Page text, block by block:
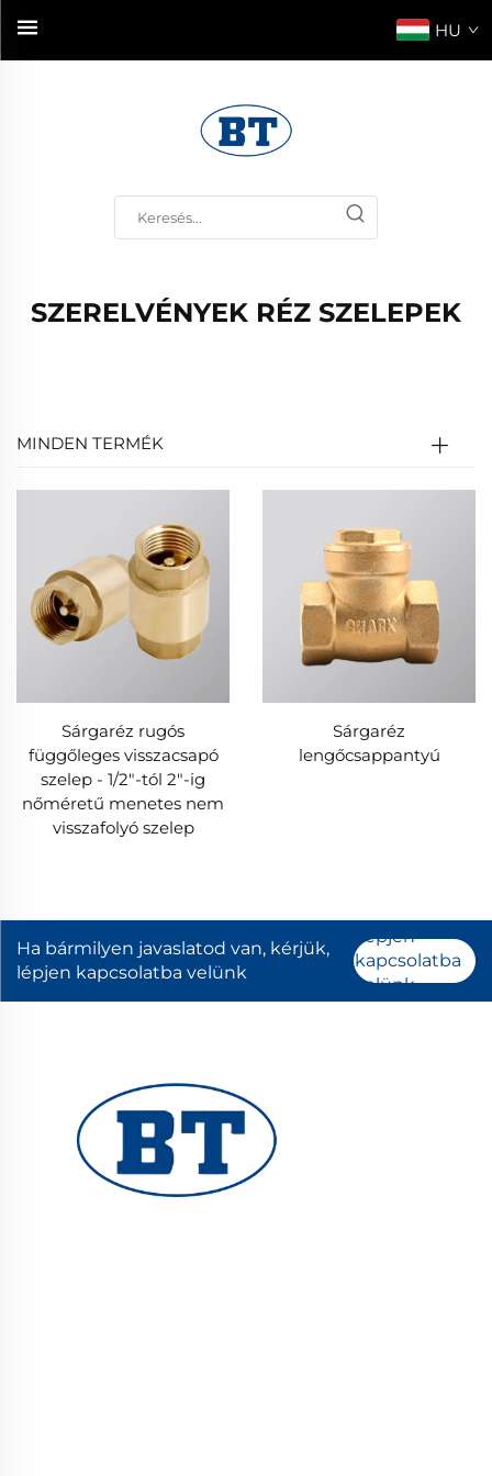
HU
SZERELVÉNYEK RÉZ SZELEPEK
MINDEN TERMÉK
Sárgaréz rugós
függőleges visszacsapó
szelep - 1/2"-tól 2"-ig
nőméretű menetes nem
visszafolyó szelep
Sárgaréz
lengőcsappantyú
Ha bármilyen javaslatod van, kérjük,
lépjen kapcsolatba velünk
Lépjen
kapcsolatba
velünk